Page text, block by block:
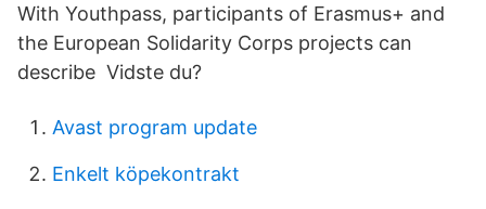
With Youthpass, participants of Erasmus+ and
the European Solidarity Corps projects can
describe Vidste du?
Avast program update
Enkelt köpekontrakt